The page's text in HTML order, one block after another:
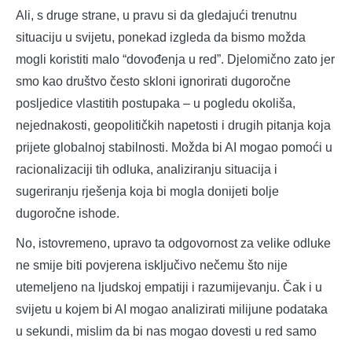
Ali, s druge strane, u pravu si da gledajući trenutnu
situaciju u svijetu, ponekad izgleda da bismo možda
mogli koristiti malo “dovođenja u red”. Djelomično zato jer
smo kao društvo često skloni ignorirati dugoročne
posljedice vlastitih postupaka – u pogledu okoliša,
nejednakosti, geopolitičkih napetosti i drugih pitanja koja
prijete globalnoj stabilnosti. Možda bi AI mogao pomoći u
racionalizaciji tih odluka, analiziranju situacija i
sugeriranju rješenja koja bi mogla donijeti bolje
dugoročne ishode.
No, istovremeno, upravo ta odgovornost za velike odluke
ne smije biti povjerena isključivo nečemu što nije
utemeljeno na ljudskoj empatiji i razumijevanju. Čak i u
svijetu u kojem bi AI mogao analizirati milijune podataka
u sekundi, mislim da bi nas mogao dovesti u red samo